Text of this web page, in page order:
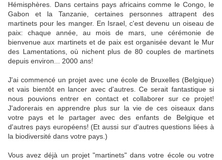
Hémisphères. Dans certains pays africains comme le Congo, le
Gabon et la Tanzanie, certaines personnes attrapent des
martinets pour les manger. En Israel, c'est devenu un oiseau de
paix: chaque année, au mois de mars, une cérémonie de
bienvenue aux martinets et de paix est organisée devant le Mur
des Lamentations, où nichent plus de 80 couples de martinets
depuis environ... 2000 ans!
J'ai commencé un projet avec une école de Bruxelles (Belgique)
et vais bientôt en lancer avec d'autres. Ce serait fantastique si
nous pouvions entrer en contact et collaborer sur ce projet!
J'adorerais en apprendre plus sur la vie de ces oiseaux dans
votre pays et le partager avec des enfants de Belgique et
d'autres pays européens! (Et aussi sur d'autres questions liées à
la biodiversité dans votre pays.)
Vous avez déjà un projet "martinets" dans votre école ou votre